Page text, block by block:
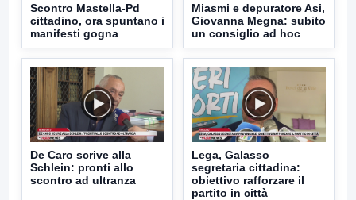
Scontro Mastella-Pd
cittadino, ora spuntano i
manifesti gogna
Miasmi e depuratore Asi,
Giovanna Megna: subito
un consiglio ad hoc
De Caro scrive alla
Schlein: pronti allo
scontro ad ultranza
Lega, Galasso
segretaria cittadina:
obiettivo rafforzare il
partito in città